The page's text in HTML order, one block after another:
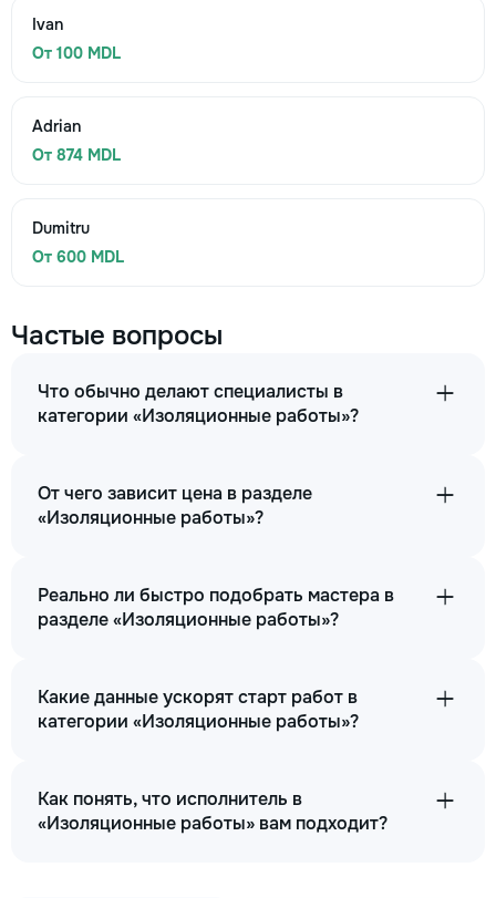
Ivan
От 100 MDL
Adrian
От 874 MDL
Dumitru
От 600 MDL
Частые вопросы
Что обычно делают специалисты в
категории «Изоляционные работы»?
От чего зависит цена в разделе
«Изоляционные работы»?
Реально ли быстро подобрать мастера в
разделе «Изоляционные работы»?
Какие данные ускорят старт работ в
категории «Изоляционные работы»?
Как понять, что исполнитель в
«Изоляционные работы» вам подходит?